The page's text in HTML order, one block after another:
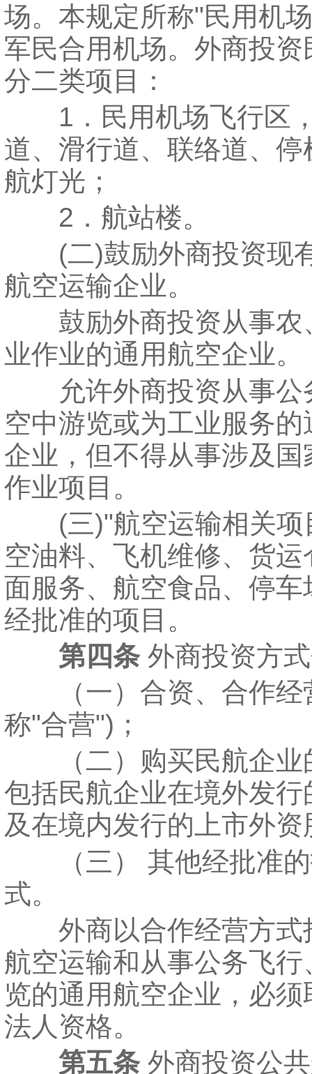
场。本规定所称"民用机
军民合用机场。外商投资
分二类项目：
1．民用机场飞行区
道、滑行道、联络道、停
航灯光；
2．航站楼。
(二)鼓励外商投资现
航空运输企业。
鼓励外商投资从事农
业作业的通用航空企业。
允许外商投资从事公
空中游览或为工业服务的
企业，但不得从事涉及国
作业项目。
(三)"航空运输相关项
空油料、飞机维修、货运
面服务、航空食品、停车
经批准的项目。
第四条外商投资方
（一）合资、合作经
称"合营")；
（二）购买民航企业
包括民航企业在境外发行
及在境内发行的上市外资
（三） 其他经批准的
式。
外商以合作经营方式
航空运输和从事公务飞行
览的通用航空企业，必须
法人资格。
第五条外商投资公